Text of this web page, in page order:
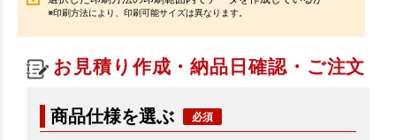
※印刷方法により、印刷可能サイズは異なります。
お見積り作成・納品日確認・ご注文
商品仕様を選ぶ